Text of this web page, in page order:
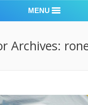
MENU
– משרד יחסי ציבור רונן הלל
Archives: